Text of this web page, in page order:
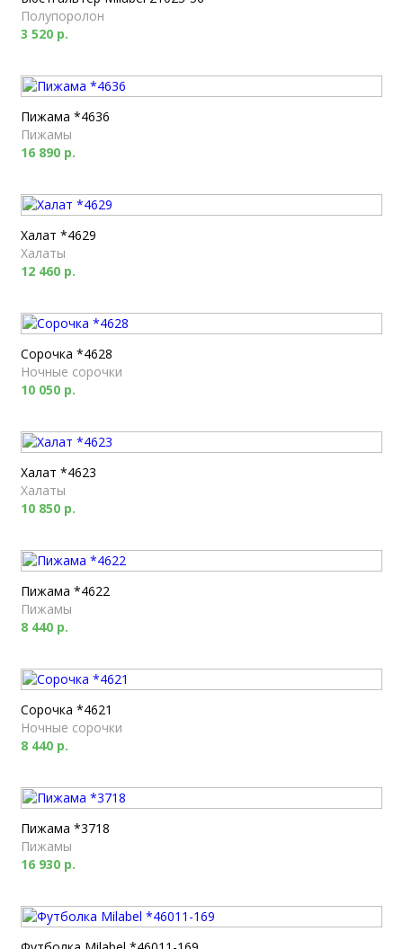
Полупоролон
3 520 р.
Пижама *4636
Пижамы
16 890 р.
Халат *4629
Халаты
12 460 р.
Сорочка *4628
Ночные сорочки
10 050 р.
Халат *4623
Халаты
10 850 р.
Пижама *4622
Пижамы
8 440 р.
Сорочка *4621
Ночные сорочки
8 440 р.
Пижама *3718
Пижамы
16 930 р.